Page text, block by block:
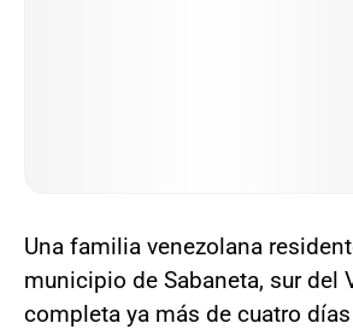
Una familia venezolana
municipio de Sabaneta, sur del
completa ya más de cuatro